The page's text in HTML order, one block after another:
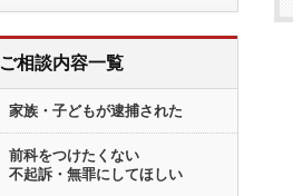
ご相談内容一覧
家族・子どもが逮捕された
前科をつけたくない
不起訴・無罪にしてほしい